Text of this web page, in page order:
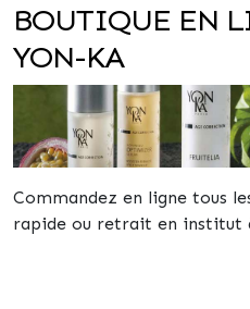
BOUTIQUE EN
YON-KA
Commandez en ligne tous
rapide ou retrait en institut